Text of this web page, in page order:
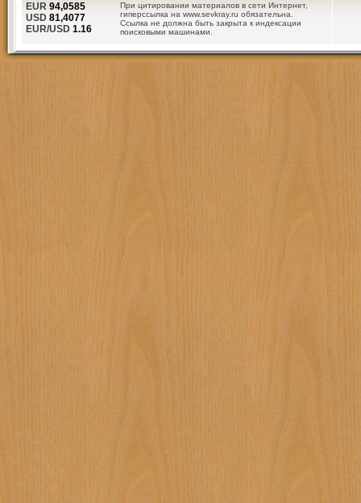
При цитировании материалов в сети Интернет,
гиперссылка на www.sevkray.ru обязательна.
Ссылка не должна быть закрыта к индексации
поисковыми машинами.
EUR 94,0585
USD 81,4077
EUR/USD 1.16